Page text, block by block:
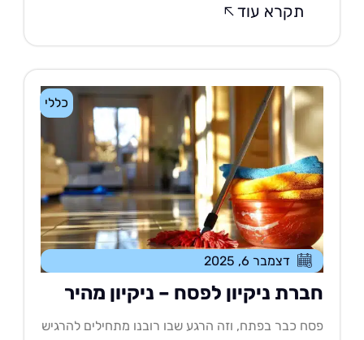
תקרא עוד
כללי
דצמבר 6, 2025
ניקיון לפסח – ניקיון מהיר
כבר בפתח, וזה הרגע שבו רובנו מתחילים להרגיש